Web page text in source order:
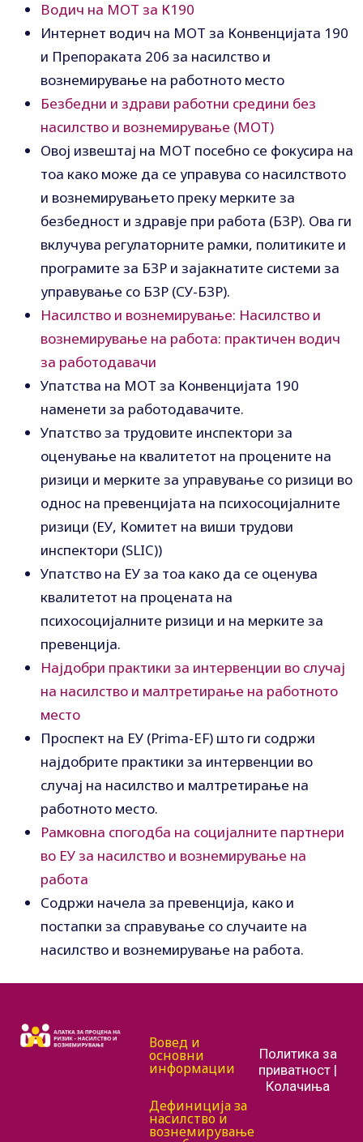
Водич на МОТ за К190
Интернет водич на МОТ за Конвенцијата 190
и Препораката 206 за насилство и
вознемирување на работното место
Безбедни и здрави работни средини без
насилство и вознемирување (МОТ)
Овој извештај на МОТ посебно се фокусира на
тоа како може да се управува со насилството
и вознемирувањето преку мерките за
безбедност и здравје при работа (БЗР). Ова ги
вклучува регулаторните рамки, политиките и
програмите за БЗР и зајакнатите системи за
управување со БЗР (СУ-БЗР).
Насилство и вознемирување: Насилство и
вознемирување на работа: практичен водич
за работодавачи
Упатства на МОТ за Конвенцијата 190
наменети за работодавачите.
Упатство за трудовите инспектори за
оценување на квалитетот на процените на
ризици и мерките за управување со ризици во
однос на превенцијата на психосоцијалните
ризици (ЕУ, Комитет на виши трудови
инспектори (SLIC))
Упатство на ЕУ за тоа како да се оценува
квалитетот на процената на
психосоцијалните ризици и на мерките за
превенција.
Најдобри практики за интервенции во случај
на насилство и малтретирање на работното
место
Проспект на ЕУ (Prima-EF) што ги содржи
најдобрите практики за интервенции во
случај на насилство и малтретирање на
работното место.
Рамковна спогодба на социјалните партнери
во ЕУ за насилство и вознемирување на
работа
Содржи начела за превенција, како и
постапки за справување со случаите на
насилство и вознемирување на работа.
Вовед и
основни
информации
Дефиниција за
насилство и
вознемирување
Политика за
приватност |
Колачиња